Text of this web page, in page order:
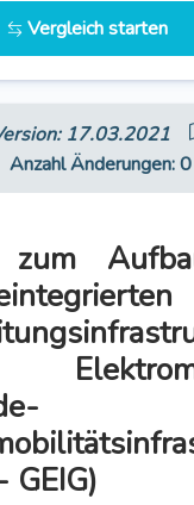
Vergleich starten
17.03.2021
Anzahl Änderungen: 0
zum
GEIG)